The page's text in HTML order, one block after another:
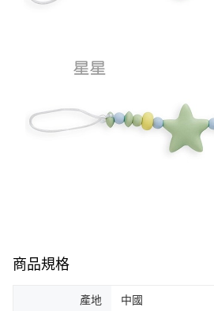
商品規格
產地 中國